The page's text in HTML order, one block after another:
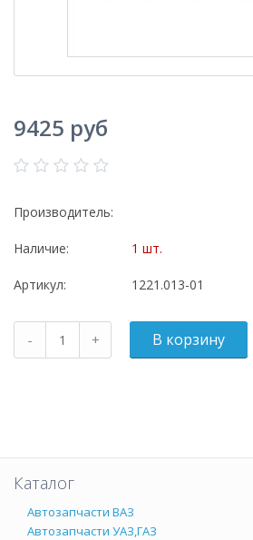
9425 руб
Производитель:
Наличие: 1 шт.
Артикул: 1221.013-01
Каталог
Автозапчасти ВАЗ
Автозапчасти УАЗ,ГАЗ